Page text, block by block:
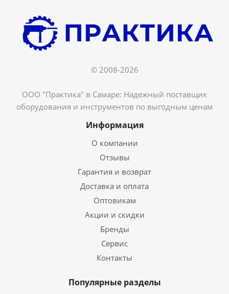
© 2008-2026
ООО "Практика" в Самаре: Надежный поставщик
оборудования и инструментов по выгодным ценам
Информация
О компании
Отзывы
Гарантия и возврат
Доставка и оплата
Оптовикам
Акции и скидки
Бренды
Сервис
Контакты
Популярные разделы